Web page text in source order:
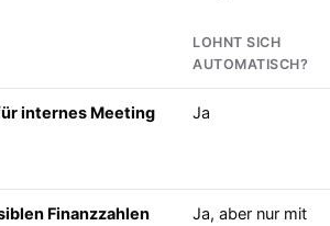
LOHNT SICH
AUTOMATISCH?
internes Meeting Ja
Finanzzahlen
Ja, aber nur mit